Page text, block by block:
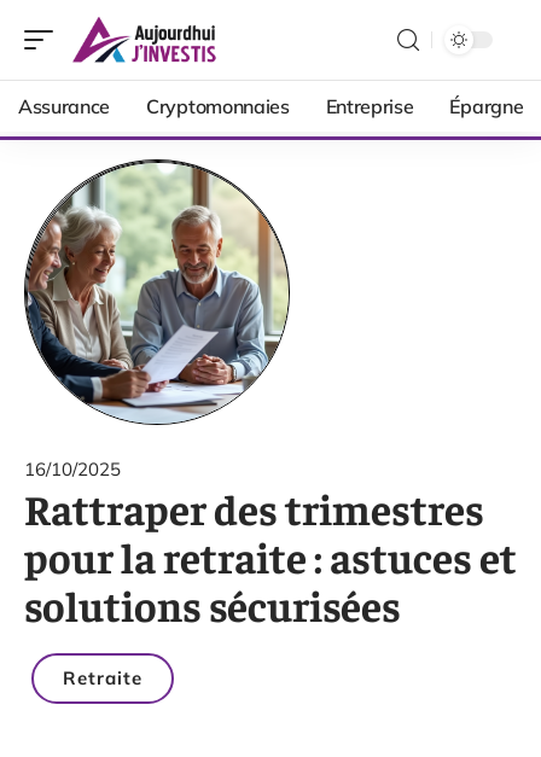
Assurance Cryptomonnaies Entreprise Épargne
16/10/2025
Rattraper des trimestres
pour la retraite : astuces et
solutions sécurisées
Retraite